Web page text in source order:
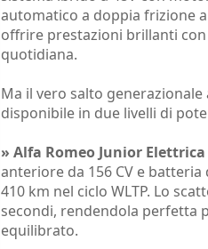
automatico a doppia frizione
offrire prestazioni brillanti
quotidiana.
Ma il vero salto
disponibile in due livelli di
» Alfa Romeo Junior Elettrica
anteriore da 156 CV e
410 km nel ciclo WLTP. Lo
secondi, rendendola perfetta
equilibrato.